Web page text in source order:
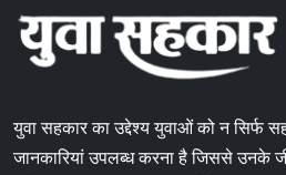
युवा सहकार का उद्देश्य युवाओं को न सिर्फ
जानकारियां उपलब्ध करना है जिससे